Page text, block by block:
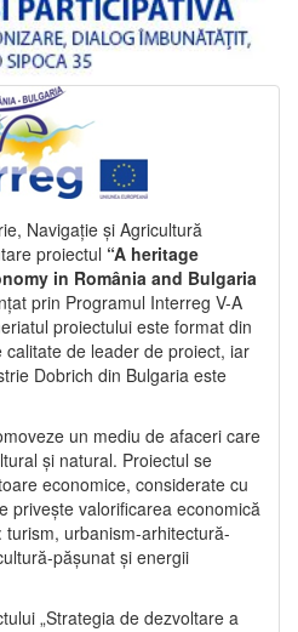
Navigație și Agricultură
proiectul “A heritage
in România and Bulgaria
prin Programul Interreg V-A
proiectului este format din
de leader de proiect, iar
Dobrich din Bulgaria este
un mediu de afaceri care
și natural. Proiectul se
economice, considerate cu
privește valorificarea economică
urbanism-arhitectură-
pășunat și energii
„Strategia de dezvoltare a